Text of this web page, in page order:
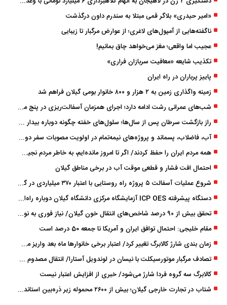
«امیر حیدری» بلاگر قمی مبتلا به سندرم داون درگذشت
ناگفته‌هایی از آمپول‌های لاغری؛ از عوارض مرگبار تا زیبایی
عجیب اما واقعی؛ مغز می‌خواهد چاق بمانیم!
تکذیب شایعه «معافیت سربازان فراری»
پاییز پرباران در راه ایران
زمینه واگذاری زمین به ۲ هزار و ۸۰۰ خانوار بومی گیلان فراهم شد
شب‌های عمرانی رشت ادامه دارد؛ اجرای همزمان آسفالت‌ریزی در پنج منطقه شهری
راز بازگشت سرطان پس از سال‌ها؛ سلول‌های خفته چگونه دوباره بیدار می‌شوند؟
آب، فاضلاب، پسماند و پروژه‌های نیمه‌تمام در اولویت مصوبات سفر دولت
همه مردم ایران را حفظ کردند/ اگر تا امروز مانده‌ایم، به ‌خاطر مردم نجیب ایران بوده است
احتمال افت فشار و قطعی موقت آب در برخی مناطق گیلان
شروع عملیات آسفالت ۵ پروژه راه ‌روستایی با اعتبار ۳۷۰ میلیاردی در گیلان
دستگاه پیشرفته ICP OES آزمایشگاه مرکزی دانشگاه گیلان دوباره راه‌اندازی شد
تحقق بیش از ۹۰ درصد شاخص‌های انتقال خون گیلان/ نیاز فوری به نوسازی تجهیزات آزمایشگاهی
مقام خلیجی: احتمال توافق ایران و آمریکا تا جمعه 50 درصد است
زمان ‌بندی شارژ کالابرگ تغییر کرد/ اعتبار برخی خانوارها ماه بعد واریز می‌شود
تصادف مرگبار موتورسیکلت با نیسان در لوندویل آستارا/ انتقال مصدوم با اورژانس هوایی به رشت
کالابرگ سه گروه فردا شارژ می‌شود/ خبری از افزایش اعتبار نیست
شتاب در تجارت خارجی گیلان؛ بیش از ۲۶۰۰ محموله زیر ذره‌بین استاندارد